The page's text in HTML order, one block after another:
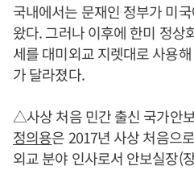
국내에서는 문재인 정부가 미
왔다. 그러나 이후에 한미 정상
세를 대미외교 지렛대로 사용
가 달라졌다.
△사상 처음 민간 출신 국가안
정의용은 2017년 사상 처음으
외교 분야 인사로서 안보실장(